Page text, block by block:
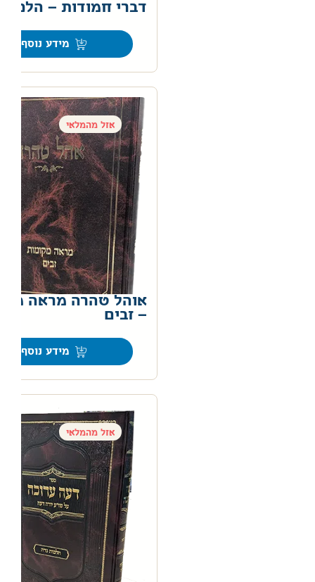
דברי חמודות –
מידע נוסף
אזל מהמלאי
אוהל טהרה מראה
– זבים
מידע נוסף
אזל מהמלאי